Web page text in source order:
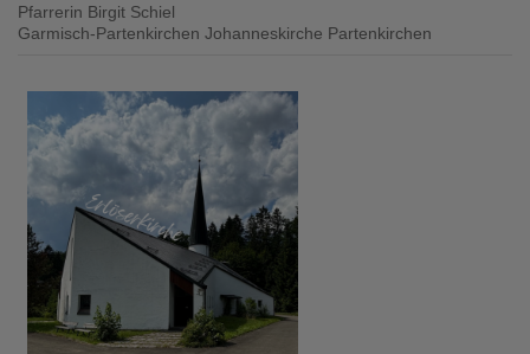
Pfarrerin Birgit Schiel
Garmisch-Partenkirchen Johanneskirche Partenkirchen